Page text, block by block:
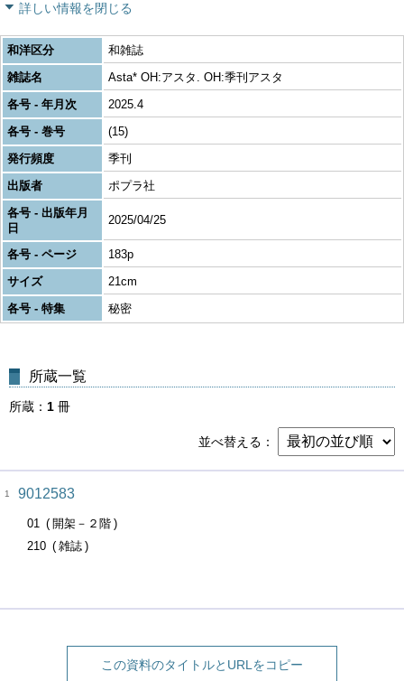
詳しい情報を閉じる
和洋区分
和雑誌
雑誌名
Asta* OH:アスタ. OH:季刊アスタ
各号 - 年月次
2025.4
各号 - 巻号
(15)
発行頻度
季刊
出版者
ポプラ社
各号 - 出版年月
日
2025/04/25
各号 - ページ
183p
サイズ
21cm
各号 - 特集
秘密
所蔵一覧
所蔵 1 冊
並べ替える
1 9012583
01
開架－２階
210
雑誌
この資料のタイトルとURLをコピー